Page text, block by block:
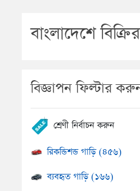
বাংলাদেশে
বিজ্ঞাপন ফিল্টার
শ্রেণী নির্বাচন করুন
রিকন্ডিশন্ড গাড়ি (৪৫৬)
ব্যবহৃত গাড়ি (১৬৬)